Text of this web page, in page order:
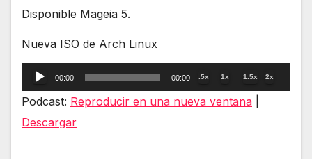
Disponible Mageia 5.
Nueva ISO de Arch Linux
Reproductor
de
00:00 00:00 .5x 1x 1.5x 2x
Podcast: Reproducir en una nueva ventana
Descargar